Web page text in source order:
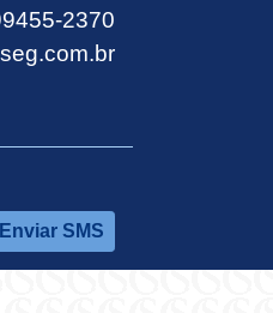
2370
Enviar SMS